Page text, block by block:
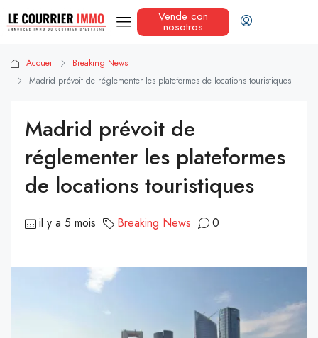
Vende con
nosotros
Accueil
Breaking News
Madrid prévoit de réglementer les plateformes de locations touristiques
Madrid prévoit de
réglementer les plateformes
de locations touristiques
il y a 5 mois Breaking News 0